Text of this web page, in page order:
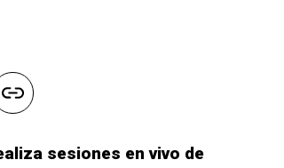
sesiones en vivo de